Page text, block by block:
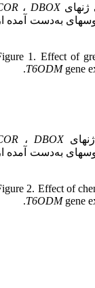
، DBOX
کالوس­های به‌دست آمده
1. Effect of
T6ODM gene
، DBOX
کالوس­های به‌دست آمده
2. Effect of
T6ODM gene